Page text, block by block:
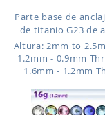
Parte base de
de titanio G23 de
Altura: 2mm to
1.2mm - 0.9mm
1.6mm - 1.2mm